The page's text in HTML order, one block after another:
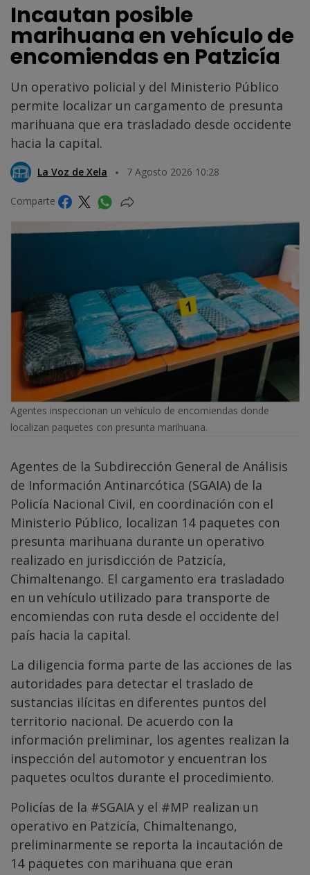
Incautan posible
marihuana en vehículo de
encomiendas en Patzicía
Un operativo policial y del Ministerio Público
permite localizar un cargamento de presunta
marihuana que era trasladado desde occidente
hacia la capital.
La Voz de Xela 7 Agosto 2026 10:28
Comparte
Agentes inspeccionan un vehículo de encomiendas donde
localizan paquetes con presunta marihuana.
Agentes de la Subdirección General de Análisis
de Información Antinarcótica (SGAIA) de la
Policía Nacional Civil, en coordinación con el
Ministerio Público, localizan 14 paquetes con
presunta marihuana durante un operativo
realizado en jurisdicción de Patzicía,
Chimaltenango. El cargamento era trasladado
en un vehículo utilizado para transporte de
encomiendas con ruta desde el occidente del
país hacia la capital.
La diligencia forma parte de las acciones de las
autoridades para detectar el traslado de
sustancias ilícitas en diferentes puntos del
territorio nacional. De acuerdo con la
información preliminar, los agentes realizan la
inspección del automotor y encuentran los
paquetes ocultos durante el procedimiento.
Policías de la #SGAIA y el #MP realizan un
operativo en Patzicía, Chimaltenango,
preliminarmente se reporta la incautación de
14 paquetes con marihuana que eran